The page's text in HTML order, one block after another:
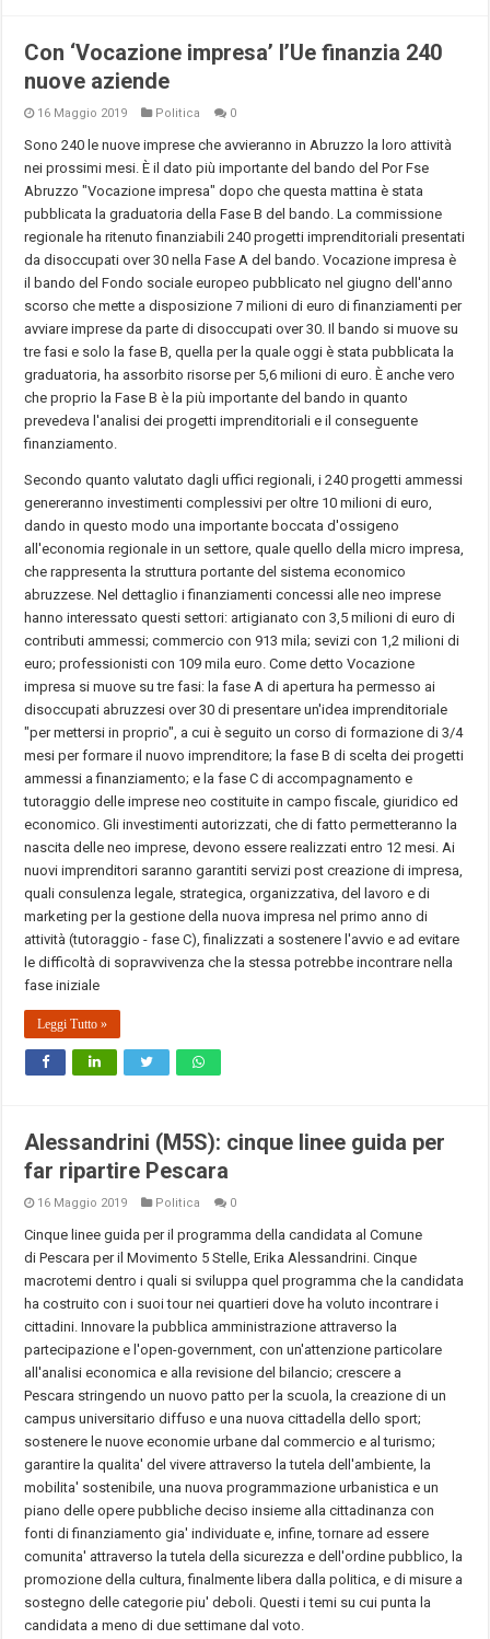
Con ‘Vocazione impresa’ l’Ue finanzia 240
nuove aziende
16 Maggio 2019 Politica 0
Sono 240 le nuove imprese che avvieranno in Abruzzo la loro attività
nei prossimi mesi. È il dato più importante del bando del Por Fse
Abruzzo "Vocazione impresa" dopo che questa mattina è stata
pubblicata la graduatoria della Fase B del bando. La commissione
regionale ha ritenuto finanziabili 240 progetti imprenditoriali presentati
da disoccupati over 30 nella Fase A del bando. Vocazione impresa è
il bando del Fondo sociale europeo pubblicato nel giugno dell'anno
scorso che mette a disposizione 7 milioni di euro di finanziamenti per
avviare imprese da parte di disoccupati over 30. Il bando si muove su
tre fasi e solo la fase B, quella per la quale oggi è stata pubblicata la
graduatoria, ha assorbito risorse per 5,6 milioni di euro. È anche vero
che proprio la Fase B è la più importante del bando in quanto
prevedeva l'analisi dei progetti imprenditoriali e il conseguente
finanziamento.
Secondo quanto valutato dagli uffici regionali, i 240 progetti ammessi
genereranno investimenti complessivi per oltre 10 milioni di euro,
dando in questo modo una importante boccata d'ossigeno
all'economia regionale in un settore, quale quello della micro impresa,
che rappresenta la struttura portante del sistema economico
abruzzese. Nel dettaglio i finanziamenti concessi alle neo imprese
hanno interessato questi settori: artigianato con 3,5 milioni di euro di
contributi ammessi; commercio con 913 mila; sevizi con 1,2 milioni di
euro; professionisti con 109 mila euro. Come detto Vocazione
impresa si muove su tre fasi: la fase A di apertura ha permesso ai
disoccupati abruzzesi over 30 di presentare un'idea imprenditoriale
"per mettersi in proprio", a cui è seguito un corso di formazione di 3/4
mesi per formare il nuovo imprenditore; la fase B di scelta dei progetti
ammessi a finanziamento; e la fase C di accompagnamento e
tutoraggio delle imprese neo costituite in campo fiscale, giuridico ed
economico. Gli investimenti autorizzati, che di fatto permetteranno la
nascita delle neo imprese, devono essere realizzati entro 12 mesi. Ai
nuovi imprenditori saranno garantiti servizi post creazione di impresa,
quali consulenza legale, strategica, organizzativa, del lavoro e di
marketing per la gestione della nuova impresa nel primo anno di
attività (tutoraggio - fase C), finalizzati a sostenere l'avvio e ad evitare
le difficoltà di sopravvivenza che la stessa potrebbe incontrare nella
fase iniziale
Leggi Tutto »
Alessandrini (M5S): cinque linee guida per
far ripartire Pescara
16 Maggio 2019 Politica 0
Cinque linee guida per il programma della candidata al Comune
di Pescara per il Movimento 5 Stelle, Erika Alessandrini. Cinque
macrotemi dentro i quali si sviluppa quel programma che la candidata
ha costruito con i suoi tour nei quartieri dove ha voluto incontrare i
cittadini. Innovare la pubblica amministrazione attraverso la
partecipazione e l'open-government, con un'attenzione particolare
all'analisi economica e alla revisione del bilancio; crescere a
Pescara stringendo un nuovo patto per la scuola, la creazione di un
campus universitario diffuso e una nuova cittadella dello sport;
sostenere le nuove economie urbane dal commercio e al turismo;
garantire la qualita' del vivere attraverso la tutela dell'ambiente, la
mobilita' sostenibile, una nuova programmazione urbanistica e un
piano delle opere pubbliche deciso insieme alla cittadinanza con
fonti di finanziamento gia' individuate e, infine, tornare ad essere
comunita' attraverso la tutela della sicurezza e dell'ordine pubblico, la
promozione della cultura, finalmente libera dalla politica, e di misure a
sostegno delle categorie piu' deboli. Questi i temi su cui punta la
candidata a meno di due settimane dal voto.